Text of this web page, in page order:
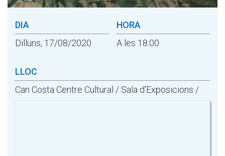
DIA
Dilluns, 17/08/2020
HORA
A les 18:00
LLOC
Can Costa Centre Cultural / Sala d'Exposicions /